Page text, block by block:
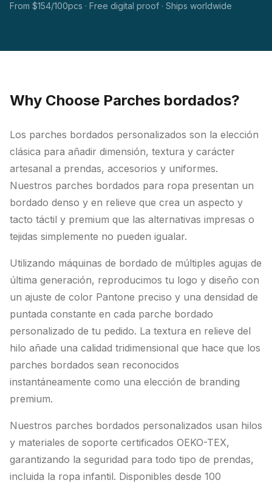
From $154/100pcs · Free digital proof · Ships worldwide
Why Choose Parches bordados?
Los parches bordados personalizados son la elección
clásica para añadir dimensión, textura y carácter
artesanal a prendas, accesorios y uniformes.
Nuestros parches bordados para ropa presentan un
bordado denso y en relieve que crea un aspecto y
tacto táctil y premium que las alternativas impresas o
tejidas simplemente no pueden igualar.
Utilizando máquinas de bordado de múltiples agujas de
última generación, reproducimos tu logo y diseño con
un ajuste de color Pantone preciso y una densidad de
puntada constante en cada parche bordado
personalizado de tu pedido. La textura en relieve del
hilo añade una calidad tridimensional que hace que los
parches bordados sean reconocidos
instantáneamente como una elección de branding
premium.
Nuestros parches bordados personalizados usan hilos
y materiales de soporte certificados OEKO-TEX,
garantizando la seguridad para todo tipo de prendas,
incluida la ropa infantil. Disponibles desde 100